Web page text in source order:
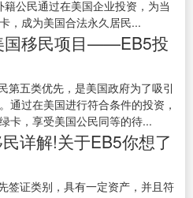
籍公民通过在美国企业投资，为当
，成为美国合法永久居民...
国移民项目——EB5投
第五类优先，是美国政府为了吸引
通过在美国进行符合条件的投资，
卡，享受美国公民同等的待...
详解!关于EB5你想了
签证类别，具有一定资产，并且符